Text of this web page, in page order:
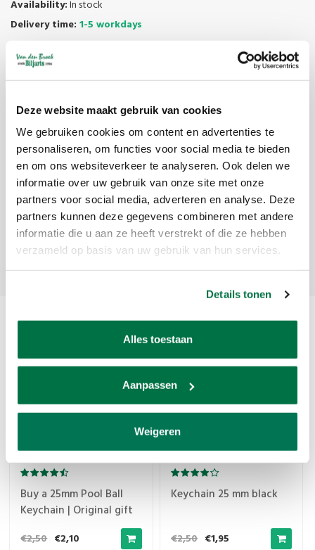
Deze website maakt gebruik van cookies
We gebruiken cookies om content en advertenties te
personaliseren, om functies voor social media te bieden
en om ons websiteverkeer te analyseren. Ook delen we
informatie over uw gebruik van onze site met onze
partners voor social media, adverteren en analyse. Deze
partners kunnen deze gegevens combineren met andere
informatie die u aan ze heeft verstrekt of die ze hebben
verzameld op basis van uw gebruik van hun services.
Details tonen
Alles toestaan
Aanpassen
Weigeren
Availability:In stock
Delivery time: 1-5 workdays
Old print.
Boy reads letter to general who is playing billiards.
With French text
Dimensions including frame 31 x 22.5 cm
Reviews
Add your review
Buy a 25mm Pool Ball
Keychain | Original gift
€2,50 €2,10
SALE
Keychain 25 mm black
€2,50 €1,95